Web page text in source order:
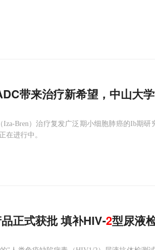
带来治疗新希望，中山大
Iza-Bren）治疗复发广泛期小细胞肺癌的Ib期
在进行中。
正式获批 填补HIV-2型尿液